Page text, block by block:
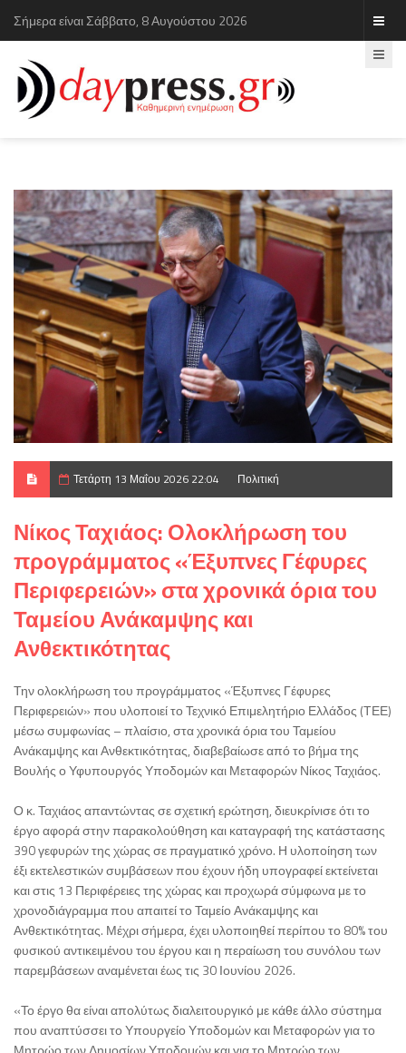
Σήμερα είναι Σάββατο, 8 Αυγούστου 2026
Τετάρτη 13 Μαΐου 2026 22:04 Πολιτική
Νίκος Ταχιάος: Ολοκλήρωση του
προγράμματος «Έξυπνες Γέφυρες
Περιφερειών» στα χρονικά όρια του
Ταμείου Ανάκαμψης και
Ανθεκτικότητας
Την ολοκλήρωση του προγράμματος «Έξυπνες Γέφυρες
Περιφερειών» που υλοποιεί το Τεχνικό Επιμελητήριο Ελλάδος (ΤΕΕ)
μέσω συμφωνίας – πλαίσιο, στα χρονικά όρια του Ταμείου
Ανάκαμψης και Ανθεκτικότητας, διαβεβαίωσε από το βήμα της
Βουλής ο Υφυπουργός Υποδομών και Μεταφορών Νίκος Ταχιάος.
Ο κ. Ταχιάος απαντώντας σε σχετική ερώτηση, διευκρίνισε ότι το
έργο αφορά στην παρακολούθηση και καταγραφή της κατάστασης
390 γεφυρών της χώρας σε πραγματικό χρόνο. Η υλοποίηση των
έξι εκτελεστικών συμβάσεων που έχουν ήδη υπογραφεί εκτείνεται
και στις 13 Περιφέρειες της χώρας και προχωρά σύμφωνα με το
χρονοδιάγραμμα που απαιτεί το Ταμείο Ανάκαμψης και
Ανθεκτικότητας. Μέχρι σήμερα, έχει υλοποιηθεί περίπου το 80% του
φυσικού αντικειμένου του έργου και η περαίωση του συνόλου των
παρεμβάσεων αναμένεται έως τις 30 Ιουνίου 2026.
«Το έργο θα είναι απολύτως διαλειτουργικό με κάθε άλλο σύστημα
που αναπτύσσει το Υπουργείο Υποδομών και Μεταφορών για το